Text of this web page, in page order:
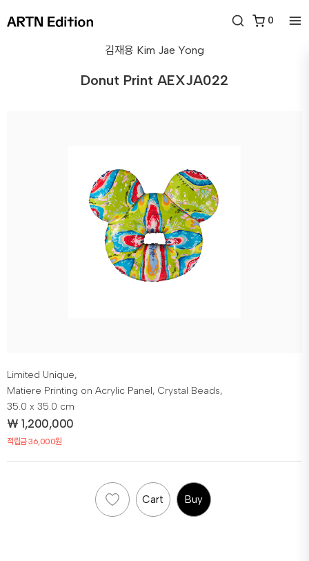
0
김재용 Kim Jae Yong
Donut Print AEXJA022
Limited Unique,
Matiere Printing on Acrylic Panel, Crystal Beads,
35.0 x 35.0 cm
₩1,200,000
적립금 36,000원
Cart Buy